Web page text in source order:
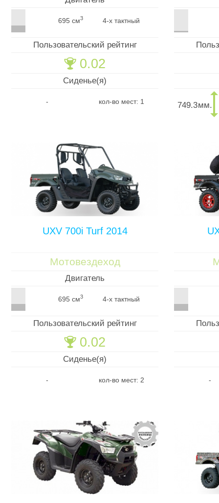
695 см3 4-х тактный
Пользовательский рейтинг
🏆 0.02
Сиденье(я)
- кол-во мест: 1 749.3мм.
UXV 700i Turf 2014
Мотовездеход
Двигатель
695 см3 4-х тактный
Пользовательский рейтинг
🏆 0.02
Сиденье(я)
- кол-во мест: 2 -